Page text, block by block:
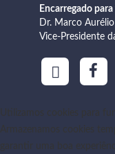
Encarregado
Dr. Marco
Vice-Presidente
Utilizamos cookies para
Armazenamos cookies
garantir uma boa